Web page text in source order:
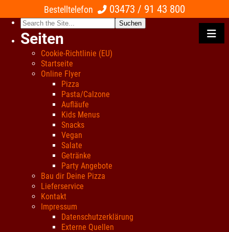
Bestelltelefon 03473 / 91 43 800
Search
for:
Seiten
Cookie-Richtlinie (EU)
Startseite
Online Flyer
Pizza
Pasta/Calzone
Aufläufe
Kids Menus
Snacks
Vegan
Salate
Getränke
Party Angebote
Bau dir Deine Pizza
Lieferservice
Kontakt
Impressum
Datenschutzerklärung
Externe Quellen